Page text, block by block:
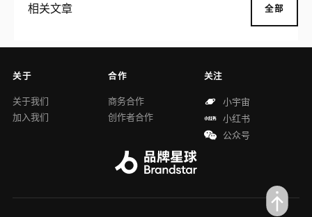
相关文章 全部
关于
关于我们
加入我们
合作
商务合作
创作者合作
关注
小宇宙
小红书
公众号